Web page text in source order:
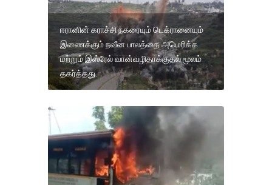
ஈரானின் கராச்சி நகரையும் டெக்ரானையும்
இணைக்கும் நவீன பாலத்தை அமெரிக்க
மற்றும் இஸ்ரேல் வான்வழிதாக்குதல் மூலம்
தகர்த்தது.